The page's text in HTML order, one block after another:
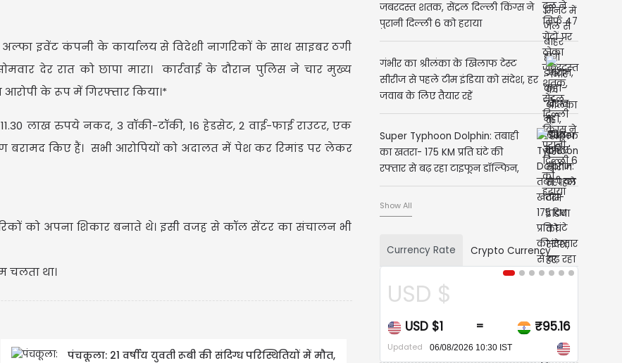
इवेंट कंपनी के कार्यालय से विदेशी नागरिकों के साथ साइबर ठगी
देर रात को छापा मारा। कार्रवाई के दौरान पुलिस ने चार मुख्य
के रूप में गिरफ्तार किया।*
लाख रुपये नकद, 3 वॉकी-टॉकी, 16 हेडसेट, 2 वाई-फाई राउटर, एक
किए हैं। सभी आरोपियों को अदालत में पेश कर रिमांड पर लेकर
को अपना शिकार बनाते थे। इसी वजह से कॉल सेंटर का संचालन भी
चलता था।
पंचकूला: 21 वर्षीय युवती रूबी की संदिग्ध परिस्थितियों में मौत,
जबरदस्त शतक, सेंट्रल दिल्ली किंग्स ने
पुरानी दिल्ली 6 को हराया
गंभीर का श्रीलंका के खिलाफ टेस्ट
सीरीज से पहले टीम इंडिया को संदेश, हर
जवाब के लिए तैयार रहें
Super Typhoon Dolphin: तबाही
का खतरा- 175 KM प्रति घंटे की
रफ्तार से बढ़ रहा टाइफून डॉल्फिन,
भारत के मानसून पर वैज्ञानिकों की
नजर
Show All
Currency Rate Crypto Currency
USD $
USD $1 = ₹95.16
06/08/2026 10:30 IST
CAD $1
Updated